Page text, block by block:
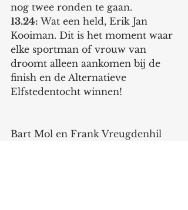
nog twee ronden te gaan.
13.24: Wat een held, Erik Jan
Kooiman. Dit is het moment waar
elke sportman of vrouw van
droomt alleen aankomen bij de
finish en de Alternatieve
Elfstedentocht winnen!
Bart Mol en Frank Vreugdenhil